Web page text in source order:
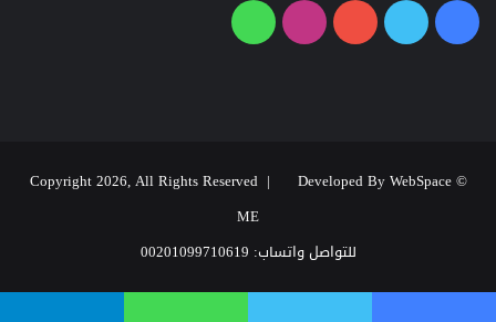
فيسبوك
تويتر يوتيوبانستقرامواتساب
© Copyright 2026, All Rights Reserved |
Developed By WebSpace
ME
للتواصل واتساب: 00201099710619